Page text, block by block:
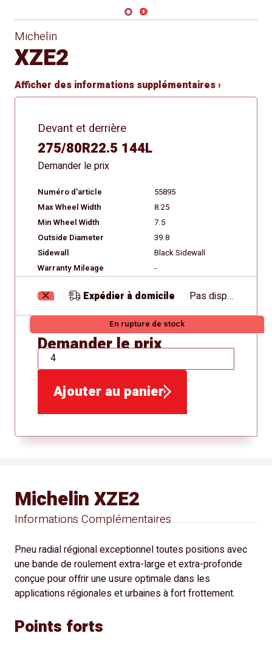
Navigate 1
Navigate 2
Michelin
XZE2
Afficher des informations supplémentaires ›
Devant et derrière
275/80R22.5 144L
Demander le prix
Numéro d'article
55895
Max Wheel Width
8.25
Min Wheel Width
7.5
Outside Diameter
39.8
Sidewall
Black Sidewall
Warranty Mileage
-
Expédier à domicile Pas disponible
En rupture de stock
Demander le prix
QTÉ
Ajouter au panier
Informations Complémentaires
Michelin XZE2
Pneu radial régional exceptionnel toutes positions avec
une bande de roulement extra-large et extra-profonde
conçue pour offrir une usure optimale dans les
applications régionales et urbaines à fort frottement.
Points forts